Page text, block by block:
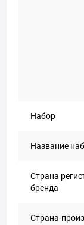
Набор
Название
Страна
бренда
Страна-